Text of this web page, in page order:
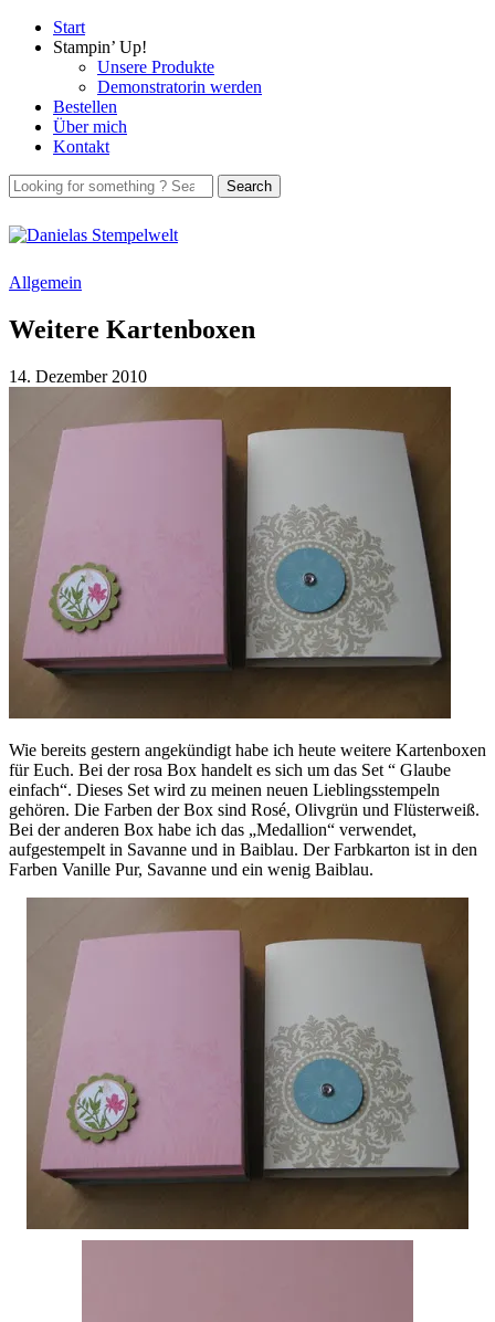
Start
Stampin’ Up!
Unsere Produkte
Demonstratorin werden
Bestellen
Über mich
Kontakt
Allgemein
Weitere Kartenboxen
14. Dezember 2010
Wie bereits gestern angekündigt habe ich heute weitere Kartenboxen
für Euch. Bei der rosa Box handelt es sich um das Set “ Glaube
einfach“. Dieses Set wird zu meinen neuen Lieblingsstempeln
gehören. Die Farben der Box sind Rosé, Olivgrün und Flüsterweiß.
Bei der anderen Box habe ich das „Medallion“ verwendet,
aufgestempelt in Savanne und in Baiblau. Der Farbkarton ist in den
Farben Vanille Pur, Savanne und ein wenig Baiblau.